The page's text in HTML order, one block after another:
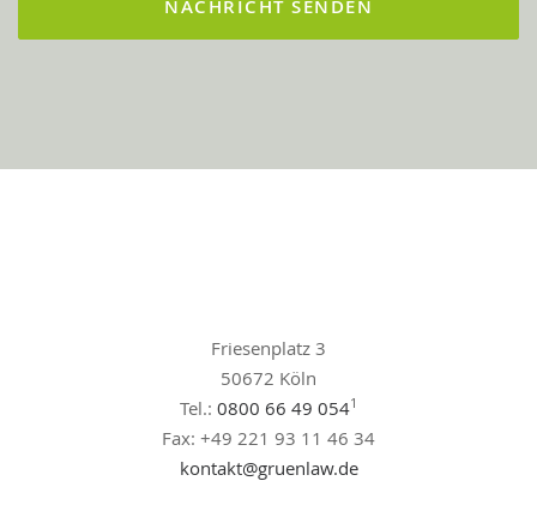
Friesenplatz 3
50672 Köln
Tel.: 0800 66 49 0541
Fax: +49 221 93 11 46 34
kontakt@gruenlaw.de